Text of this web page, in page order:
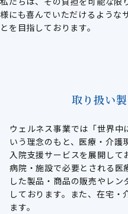
様にも喜んでいただけるような
とを目指しております。
取り扱い
ウェルネス事業では「世界
いう理念のもと、医療・介護
入院支援サービスを展開して
病院・施設で必要とされる
した製品・商品の販売やレ
しております。また、在宅・
ます。